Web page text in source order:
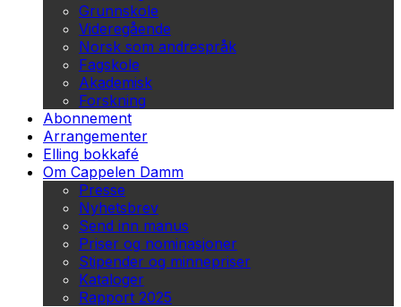
Grunnskole
Videregående
Norsk som andrespråk
Fagskole
Akademisk
Forskning
Abonnement
Arrangementer
Elling bokkafé
Om Cappelen Damm
Presse
Nyhetsbrev
Send inn manus
Priser og nominasjoner
Stipender og minnepriser
Kataloger
Rapport 2025